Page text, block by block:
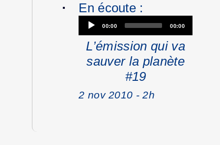
En écoute :
Audio
Player
00:00 00:00
L’émission qui va
sauver la planète
#19
2 nov 2010 - 2h